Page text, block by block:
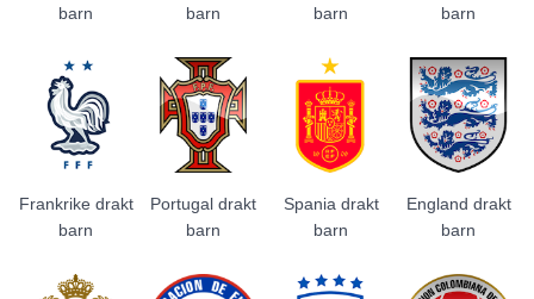
barn
barn
barn
barn
Frankrike drakt
barn
Portugal drakt
barn
Spania drakt
barn
England drakt
barn